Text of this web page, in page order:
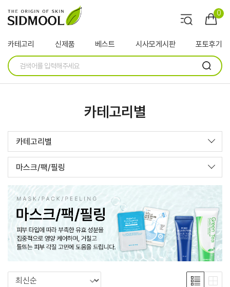
0
카테고리 신제품 베스트 시사모게시판 포토후기
카테고리별
카테고리별
마스크/팩/필링